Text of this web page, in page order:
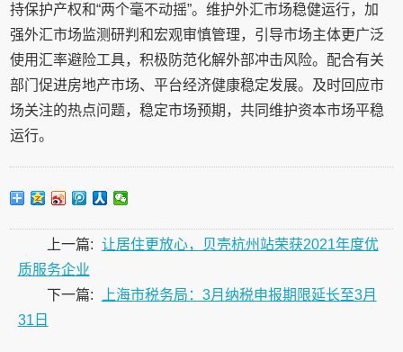
持保护产权和“两个毫不动摇”。维护外汇市场稳健运行，加
强外汇市场监测研判和宏观审慎管理，引导市场主体更广泛
使用汇率避险工具，积极防范化解外部冲击风险。配合有关
部门促进房地产市场、平台经济健康稳定发展。及时回应市
场关注的热点问题，稳定市场预期，共同维护资本市场平稳
运行。
上一篇: 让居住更放心，贝壳杭州站荣获2021年度优
质服务企业
下一篇:
上海市税务局：3月纳税申报期限延长至3月
31日